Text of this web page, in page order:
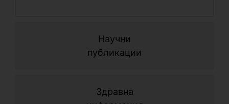
Научни
публикации
Здравна